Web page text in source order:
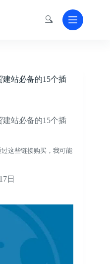
🔍
建站必备的15个插
建站必备的15个插
这些链接购买，我可能
日